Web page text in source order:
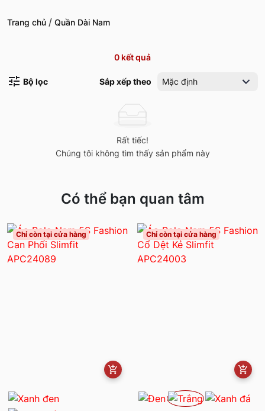
Trang chủ / Quần Dài Nam
0 kết quả
Bộ lọc Sắp xếp theo Mặc định
Rất tiếc!
Chúng tôi không tìm thấy sản phẩm này
Có thể bạn quan tâm
Chỉ còn tại cửa hàng Chỉ còn tại cửa hàng